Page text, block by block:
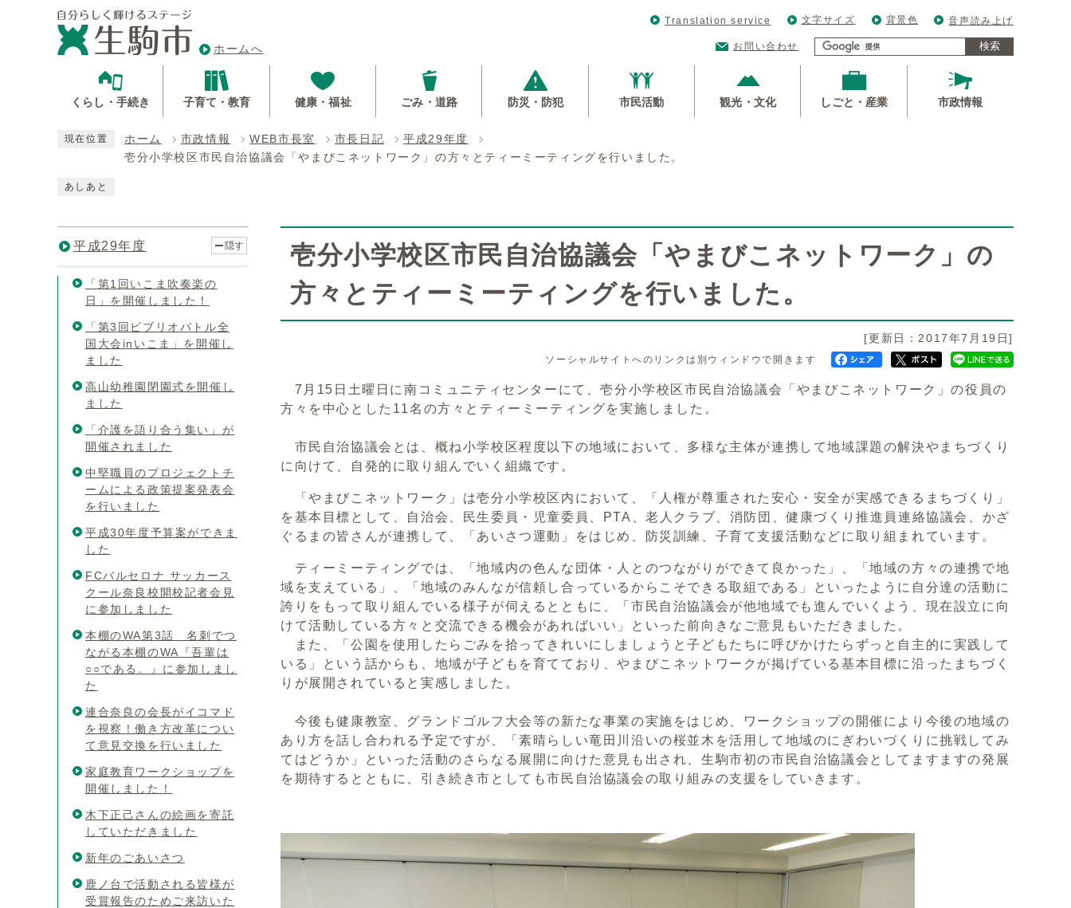
ホームへ
Translation service 文字サイズ 背景色 音声読み上げ
お問い合わせ 検索
くらし・手続き 子育て・教育 健康・福祉 ごみ・道路 防災・防犯 市民活動 観光・文化 しごと・産業 市政情報
現在位置 ホーム 市政情報 WEB市長室 市長日記
平成29年度
壱分小学校区市民自治協議会「やまびこネットワーク」の方々とティーミーティングを行いました。
あしあと
壱分小学校区市民自治協議会「やまびこネットワーク」の
方々とティーミーティングを行いました。
[更新日：2017年7月19日]
ソーシャルサイトへのリンクは別ウィンドウで開きます
7月15日土曜日に南コミュニティセンターにて、壱分小学校区市民自治協議会「やまびこネットワーク」の役員の
方々を中心とした11名の方々とティーミーティングを実施しました。
市民自治協議会とは、概ね小学校区程度以下の地域において、多様な主体が連携して地域課題の解決やまちづくり
に向けて、自発的に取り組んでいく組織です。
「やまびこネットワーク」は壱分小学校区内において、「人権が尊重された安心・安全が実感できるまちづくり」
を基本目標として、自治会、民生委員・児童委員、PTA、老人クラブ、消防団、健康づくり推進員連絡協議会、かざ
ぐるまの皆さんが連携して、「あいさつ運動」をはじめ、防災訓練、子育て支援活動などに取り組まれています。
ティーミーティングでは、「地域内の色んな団体・人とのつながりができて良かった」、「地域の方々の連携で地
域を支えている」、「地域のみんなが信頼し合っているからこそできる取組である」といったように自分達の活動に
誇りをもって取り組んでいる様子が伺えるとともに、「市民自治協議会が他地域でも進んでいくよう、現在設立に向
けて活動している方々と交流できる機会があればいい」といった前向きなご意見もいただきました。
また、「公園を使用したらごみを拾ってきれいにしましょうと子どもたちに呼びかけたらずっと自主的に実践して
いる」という話からも、地域が子どもを育てており、やまびこネットワークが掲げている基本目標に沿ったまちづく
りが展開されていると実感しました。
今後も健康教室、グランドゴルフ大会等の新たな事業の実施をはじめ、ワークショップの開催により今後の地域の
あり方を話し合われる予定ですが、「素晴らしい竜田川沿いの桜並木を活用して地域のにぎわいづくりに挑戦してみ
てはどうか」といった活動のさらなる展開に向けた意見も出され、生駒市初の市民自治協議会としてますますの発展
を期待するとともに、引き続き市としても市民自治協議会の取り組みの支援をしていきます。
平成29年度 隠す
「第1回いこま吹奏楽の
日」を開催しました！
「第3回ビブリオバトル全
国大会inいこま」を開催し
ました
高山幼稚園閉園式を開催し
ました
「介護を語り合う集い」が
開催されました
中堅職員のプロジェクトチ
ームによる政策提案発表会
を行いました
平成30年度予算案ができま
した
FCバルセロナ サッカース
クール奈良校開校記者会見
に参加しました
本棚のWA第3話 名刺でつ
ながる本棚のWA『吾輩は
○○である。』に参加しまし
た
連合奈良の会長がイコマド
を視察！働き方改革につい
て意見交換を行いました
家庭教育ワークショップを
開催しました！
木下正己さんの絵画を寄託
していただきました
新年のごあいさつ
鹿ノ台で活動される皆様が
受賞報告のためご来訪いた